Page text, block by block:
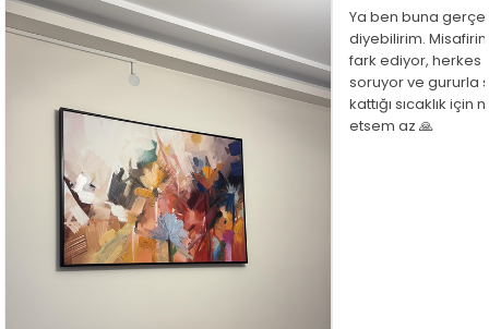
Ya ben buna
diyebilirim.
fark ediyor, herkes
soruyor ve gururla
kattığı sıcaklık
etsem az 🙏